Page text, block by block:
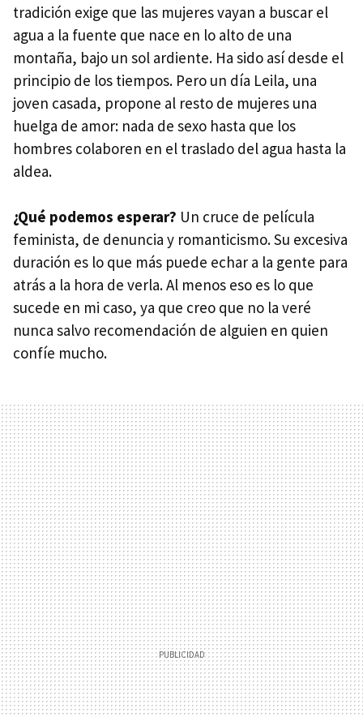
tradición exige que las mujeres vayan a buscar el
agua a la fuente que nace en lo alto de una
montaña, bajo un sol ardiente. Ha sido así desde el
principio de los tiempos. Pero un día Leila, una
joven casada, propone al resto de mujeres una
huelga de amor: nada de sexo hasta que los
hombres colaboren en el traslado del agua hasta la
aldea.
¿Qué podemos esperar? Un cruce de película
feminista, de denuncia y romanticismo. Su excesiva
duración es lo que más puede echar a la gente para
atrás a la hora de verla. Al menos eso es lo que
sucede en mi caso, ya que creo que no la veré
nunca salvo recomendación de alguien en quien
confíe mucho.